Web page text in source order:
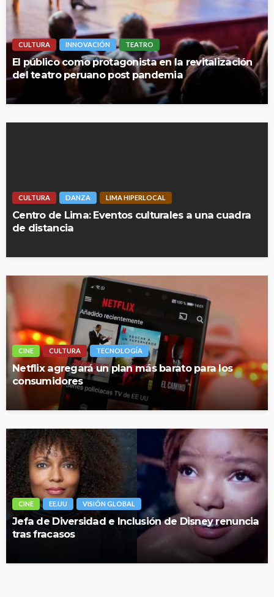
CULTURA INNOVACIÓN TEATRO
El público como protagonista en la revitalización
del teatro peruano post pandemia
CULTURA DANZA LIMA HIPERLOCAL
Centro de Lima: Eventos culturales a una cuadra
de distancia
CINE CULTURA TECNOLOGÍA
Netflix agregará un plan más barato para los
consumidores
CINE EE.UU VISIÓN GLOBAL
Jefa de Diversidad e Inclusión de Disney renuncia
tras fracasos